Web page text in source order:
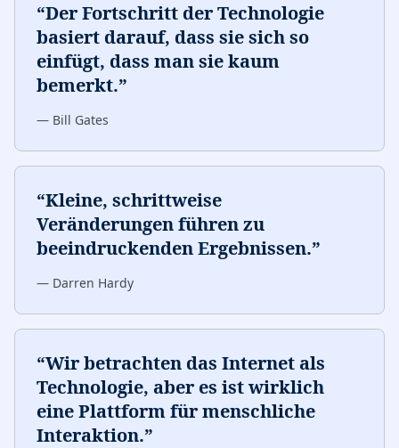
“Der Fortschritt der Technologie
basiert darauf, dass sie sich so
einfügt, dass man sie kaum
bemerkt.”
— Bill Gates
“Kleine, schrittweise
Veränderungen führen zu
beeindruckenden Ergebnissen.”
— Darren Hardy
“Wir betrachten das Internet als
Technologie, aber es ist wirklich
eine Plattform für menschliche
Interaktion.”